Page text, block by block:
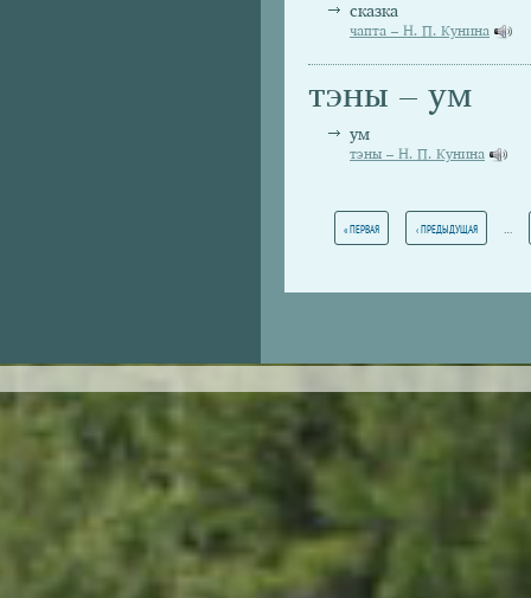
сказка
чапта – Н. П. Кунина
тэны – ум
ум
тэны – Н. П. Кунина
Страницы
« ПЕРВАЯ ‹ ПРЕДЫДУЩАЯ …